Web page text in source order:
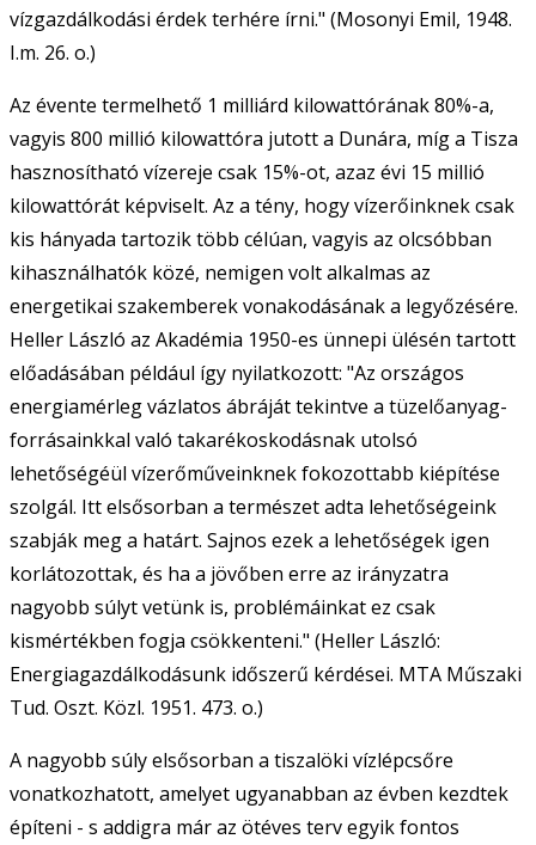
vízgazdálkodási érdek terhére írni." (Mosonyi Emil, 1948.
I.m. 26. o.)
Az évente termelhető 1 milliárd kilowattórának 80%-a,
vagyis 800 millió kilowattóra jutott a Dunára, míg a Tisza
hasznosítható vízereje csak 15%-ot, azaz évi 15 millió
kilowattórát képviselt. Az a tény, hogy vízerőinknek csak
kis hányada tartozik több célúan, vagyis az olcsóbban
kihasználhatók közé, nemigen volt alkalmas az
energetikai szakemberek vonakodásának a legyőzésére.
Heller László az Akadémia 1950-es ünnepi ülésén tartott
előadásában például így nyilatkozott: "Az országos
energiamérleg vázlatos ábráját tekintve a tüzelőanyag-
forrásainkkal való takarékoskodásnak utolsó
lehetőségéül vízerőműveinknek fokozottabb kiépítése
szolgál. Itt elsősorban a természet adta lehetőségeink
szabják meg a határt. Sajnos ezek a lehetőségek igen
korlátozottak, és ha a jövőben erre az irányzatra
nagyobb súlyt vetünk is, problémáinkat ez csak
kismértékben fogja csökkenteni." (Heller László:
Energiagazdálkodásunk időszerű kérdései. MTA Műszaki
Tud. Oszt. Közl. 1951. 473. o.)
A nagyobb súly elsősorban a tiszalöki vízlépcsőre
vonatkozhatott, amelyet ugyanabban az évben kezdtek
építeni - s addigra már az ötéves terv egyik fontos